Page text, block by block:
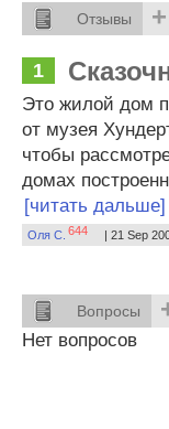
Отзывы +
1
Это жилой дом
от музея
чтобы
домах
[читать дальше]
Оля С. 644 | 21 Sep
Вопросы
Нет вопросов